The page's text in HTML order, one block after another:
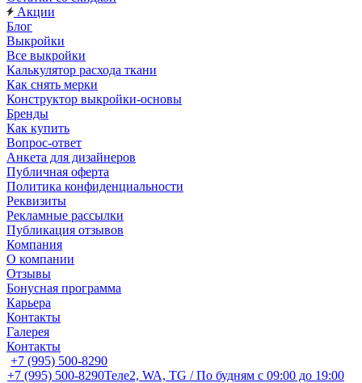
Акции
Блог
Выкройки
Все выкройки
Калькулятор расхода ткани
Как снять мерки
Конструктор выкройки-основы
Бренды
Как купить
Вопрос-ответ
Анкета для дизайнеров
Публичная оферта
Политика конфиденциальности
Реквизиты
Рекламные рассылки
Публикация отзывов
Компания
О компании
Отзывы
Бонусная программа
Карьера
Контакты
Галерея
Контакты
+7 (995) 500-8290
+7 (995) 500-8290Теле2, WA, TG / По будням c 09:00 до 19:00